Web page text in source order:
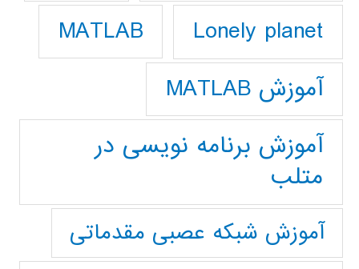
Lonely planet
MATLAB
آموزش MATLAB
آموزش برنامه نویسی در
متلب
آموزش شبکه عصبی مقدماتی